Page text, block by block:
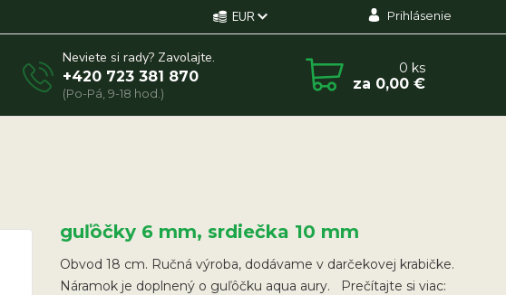
EUR Prihlásenie
Neviete si rady? Zavolajte.
+420 723 381 870
(Po-Pá, 9-18 hod.)
0 ks
za 0,00 €
guľôčky 6 mm, srdiečka 10 mm
Obvod 18 cm. Ručná výroba, dodávame v darčekovej krabičke.
Náramok je doplnený o guľôčku aqua aury. Prečítajte si viac: